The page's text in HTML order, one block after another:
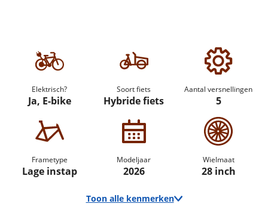
Elektrisch?
Ja, E-bike
Soort fiets
Hybride fiets
Aantal versnellingen
5
Frametype
Lage instap
Modeljaar
2026
Wielmaat
28 inch
Toon alle kenmerken